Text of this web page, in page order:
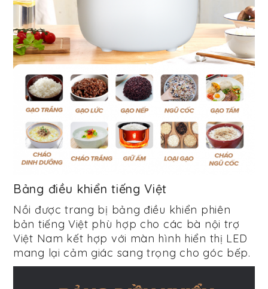
Bảng điều khiển tiếng Việt
Nồi được trang bị bảng điều khiển phiên
bản tiếng Việt phù hợp cho các bà nội trợ
Việt Nam kết hợp với màn hình hiển thị LED
mang lại cảm giác sang trọng cho góc bếp.